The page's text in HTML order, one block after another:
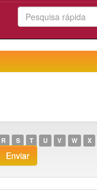
R S T U V W X